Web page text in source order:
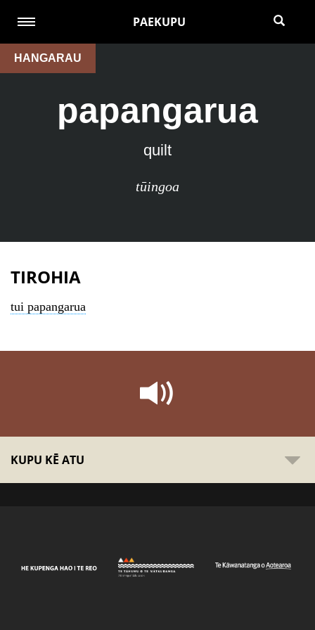
PAEKUPU
HANGARAU
papangarua
quilt
tūingoa
TIROHIA
tui papangarua
KUPU KĒ ATU